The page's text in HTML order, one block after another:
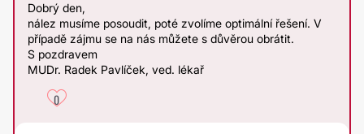
Dobrý den,
nález musíme posoudit, poté zvolíme optimální řešení. V
případě zájmu se na nás můžete s důvěrou obrátit.
S pozdravem
MUDr. Radek Pavlíček, ved. lékař
0